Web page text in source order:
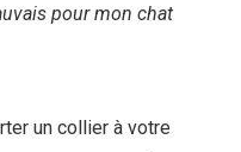
pour mon chat
un collier à votre